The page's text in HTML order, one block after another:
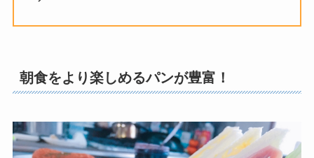
朝食をより楽しめるパンが豊富！